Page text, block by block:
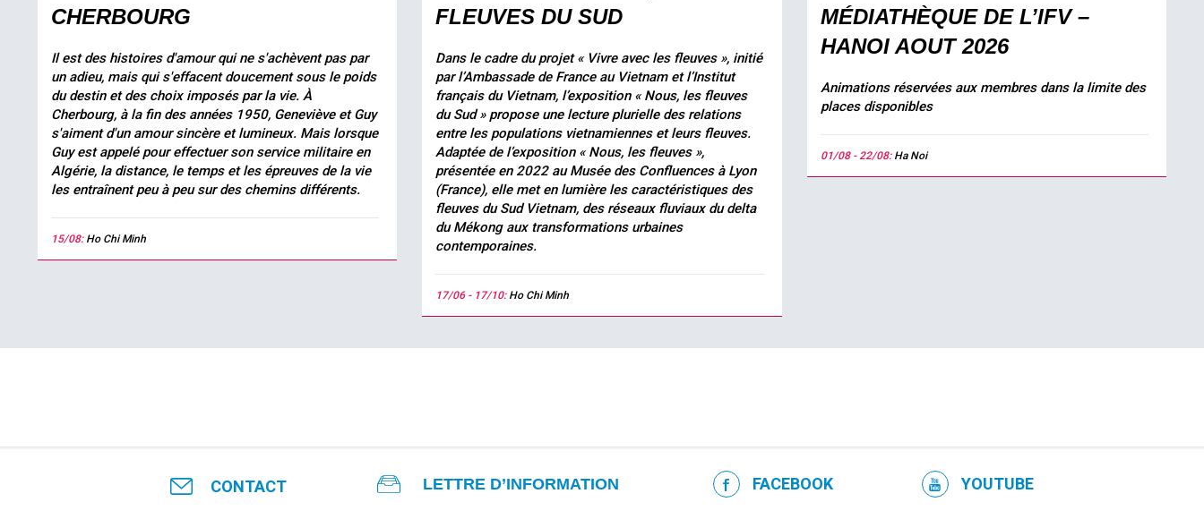
CHERBOURG
Il est des histoires d'amour qui ne s'achèvent pas par
un adieu, mais qui s'effacent doucement sous le poids
du destin et des choix imposés par la vie. À
Cherbourg, à la fin des années 1950, Geneviève et Guy
s'aiment d'un amour sincère et lumineux. Mais lorsque
Guy est appelé pour effectuer son service militaire en
Algérie, la distance, le temps et les épreuves de la vie
les entraînent peu à peu sur des chemins différents.
15/08: Ho Chi Minh
FLEUVES DU SUD
Dans le cadre du projet « Vivre avec les fleuves », initié
par l’Ambassade de France au Vietnam et l’Institut
français du Vietnam, l’exposition « Nous, les fleuves
du Sud » propose une lecture plurielle des relations
entre les populations vietnamiennes et leurs fleuves.
Adaptée de l’exposition « Nous, les fleuves »,
présentée en 2022 au Musée des Confluences à Lyon
(France), elle met en lumière les caractéristiques des
fleuves du Sud Vietnam, des réseaux fluviaux du delta
du Mékong aux transformations urbaines
contemporaines.
17/06 - 17/10: Ho Chi Minh
MÉDIATHÈQUE DE L’IFV –
HANOI AOUT 2026
Animations réservées aux membres dans la limite des
places disponibles
01/08 - 22/08: Ha Noi
CONTACT LETTRE D’INFORMATION FACEBOOK YOUTUBE